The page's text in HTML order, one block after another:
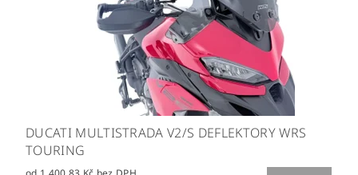
DUCATI MULTISTRADA V2/S DEFLEKTORY WRS
TOURING